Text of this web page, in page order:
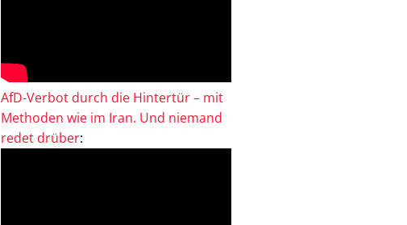
AfD-Verbot durch die Hintertür – mit
Methoden wie im Iran. Und niemand
redet drüber: